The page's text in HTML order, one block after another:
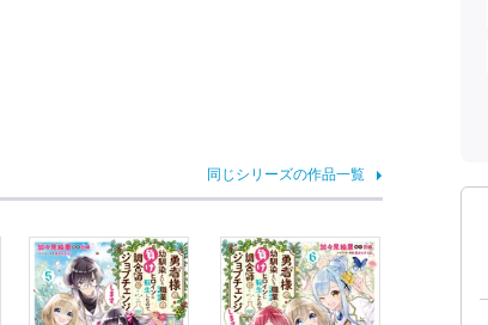
同じシリーズの作品一覧